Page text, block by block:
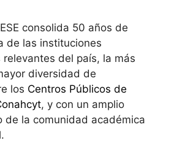
consolida 50 años de
de las instituciones
del país, la más
diversidad de
los Centros Públicos de
, y con un amplio
de la comunidad académica